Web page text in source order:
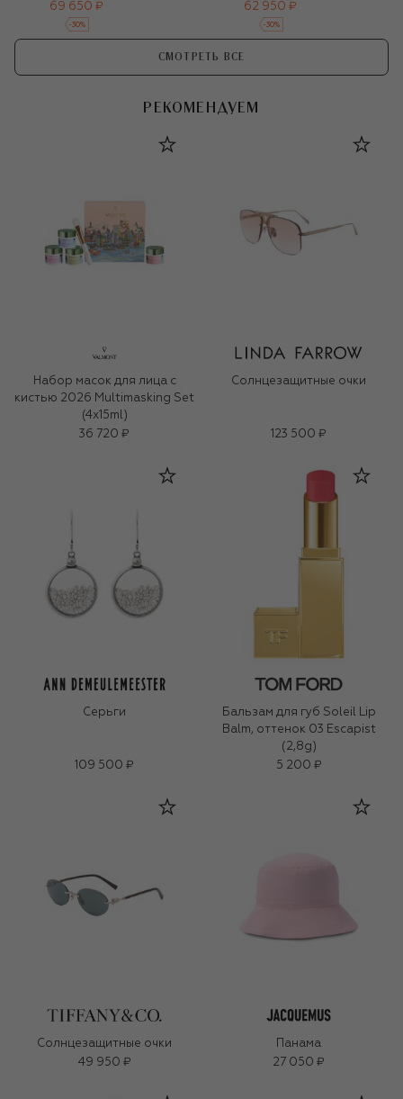
69 650 ₽
-30%
62 950 ₽
-30%
СМОТРЕТЬ ВСЕ
РЕКОМЕНДУЕМ
Набор масок для лица с
кистью 2026 Multimasking Set
(4x15ml)
36 720 ₽
Солнцезащитные очки
123 500 ₽
Серьги
109 500 ₽
Бальзам для губ Soleil Lip
Balm, оттенок 03 Escapist
(2,8g)
5 200 ₽
Солнцезащитные очки
49 950 ₽
Панама
27 050 ₽